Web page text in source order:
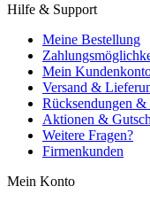
Hilfe & Support
Meine Bestellung
Mein
Versand &
Rücksendungen &
Aktionen &
Weitere Fragen?
Firmenkunden
Mein Konto